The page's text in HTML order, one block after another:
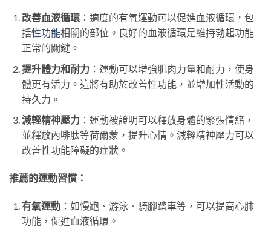
改善血液循環：適度的有氧運動可以促進血液循環，包
括性功能相關的部位。良好的血液循環是維持勃起功能
正常的關鍵。
提升體力和耐力：運動可以增強肌肉力量和耐力，使身
體更有活力。這將有助於改善性功能，並增加性活動的
持久力。
減輕精神壓力：運動被證明可以釋放身體的緊張情緒，
並釋放內啡肽等荷爾蒙，提升心情。減輕精神壓力可以
改善性功能障礙的症狀。
推薦的運動習慣：
有氧運動：如慢跑、游泳、騎腳踏車等，可以提高心肺
功能，促進血液循環。